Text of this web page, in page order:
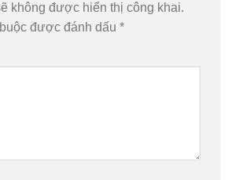
không được hiển thị công khai.
được đánh dấu *